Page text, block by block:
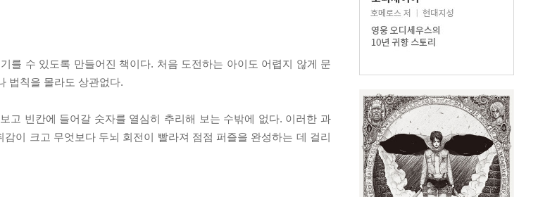
를 수 있도록 만들어진 책이다. 처음 도전하는 아이도 어렵지 않게 문
법칙을 몰라도 상관없다.
고 빈칸에 들어갈 숫자를 열심히 추리해 보는 수밖에 없다. 이러한 과
이 크고 무엇보다 두뇌 회전이 빨라져 점점 퍼즐을 완성하는 데 걸리